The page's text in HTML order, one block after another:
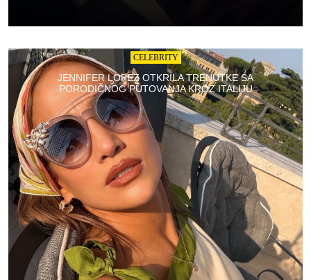
CELEBRITY
JENNIFER LOPEZ OTKRILA TRENUTKE SA
PORODIČNOG PUTOVANJA KROZ ITALIJU